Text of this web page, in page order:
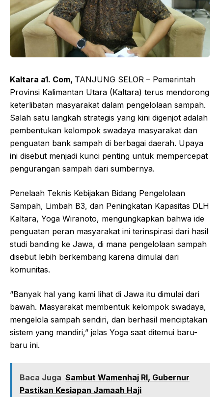
Kaltara a1. Com, TANJUNG SELOR – Pemerintah
Provinsi Kalimantan Utara (Kaltara) terus mendorong
keterlibatan masyarakat dalam pengelolaan sampah.
Salah satu langkah strategis yang kini digenjot adalah
pembentukan kelompok swadaya masyarakat dan
penguatan bank sampah di berbagai daerah. Upaya
ini disebut menjadi kunci penting untuk mempercepat
pengurangan sampah dari sumbernya.
Penelaah Teknis Kebijakan Bidang Pengelolaan
Sampah, Limbah B3, dan Peningkatan Kapasitas DLH
Kaltara, Yoga Wiranoto, mengungkapkan bahwa ide
penguatan peran masyarakat ini terinspirasi dari hasil
studi banding ke Jawa, di mana pengelolaan sampah
disebut lebih berkembang karena dimulai dari
komunitas.
“Banyak hal yang kami lihat di Jawa itu dimulai dari
bawah. Masyarakat membentuk kelompok swadaya,
mengelola sampah sendiri, dan berhasil menciptakan
sistem yang mandiri,” jelas Yoga saat ditemui baru-
baru ini.
Baca Juga Sambut Wamenhaj RI, Gubernur
Pastikan Kesiapan Jamaah Haji